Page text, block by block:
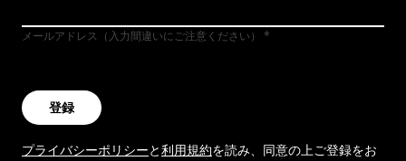
メールアドレス（入力間違いにご注意ください）
登録
プライバシーポリシーと利用規約を読み、同意の上ご登録をお